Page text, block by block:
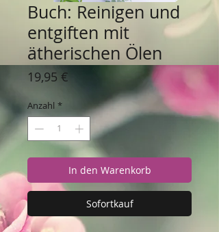
Buch: Reinigen und
entgiften mit
ätherischen Ölen
19,95 €
Anzahl *
In den Warenkorb
Sofortkauf